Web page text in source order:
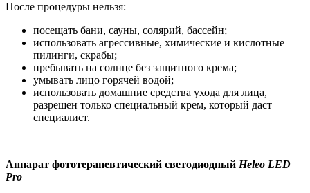
После процедуры нельзя:
посещать бани, сауны, солярий, бассейн;
использовать агрессивные, химические и кислотные
пилинги, скрабы;
пребывать на солнце без защитного крема;
умывать лицо горячей водой;
использовать домашние средства ухода для лица,
разрешен только специальный крем, который даст
специалист.
Аппарат фототерапевтический светодиодный Heleo LED
Pro